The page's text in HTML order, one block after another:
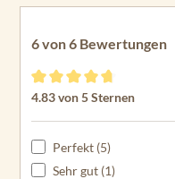
6 von 6 Bewertungen
Durchschnittliche
4.83 von 5 Sternen
Perfekt (5)
Sehr gut (1)